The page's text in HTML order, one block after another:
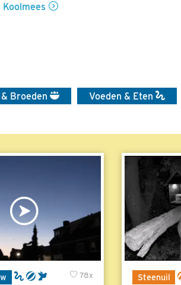
Koolmees
Broeden Voeden & Eten
78x
Steenuil